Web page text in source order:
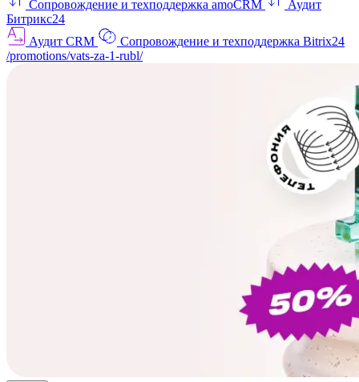
Сопровождение и техподдержка amoCRM
Аудит
Битрикс24
Аудит CRM
Сопровождение и техподдержка Bitrix24
/promotions/vats-za-1-rubl/